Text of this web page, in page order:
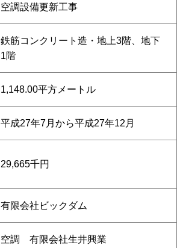
空調設備更新工事
鉄筋コンクリート造・地上3階、地下
1階
1,148.00平方メートル
平成27年7月から平成27年12月
29,665千円
有限会社ビックダム
空調 有限会社生井興業